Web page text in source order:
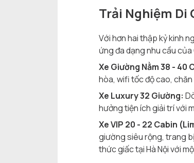
Trải Nghiệm Di
Với hơn hai thập kỷ kinh
ứng đa dạng nhu cầu
Xe Giường Nằm 38 - 40
hòa, wifi tốc độ cao,
Xe Luxury 32 Giường:
hưởng tiện ích giải trí với
Xe VIP 20 - 22 Cabin
giường siêu rộng, trang
thức giấc tại Hà Nội với